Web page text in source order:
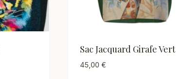
Sac Jacquard Girafe Vert
45,00 €